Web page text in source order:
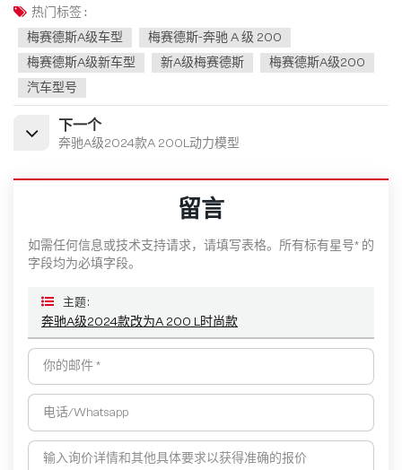
热门标签 :
梅赛德斯A级车型
梅赛德斯-奔驰 A 级 200
梅赛德斯A级新车型
新A级梅赛德斯
梅赛德斯A级200
汽车型号
下一个
奔驰A级2024款A 200L动力模型
留言
如需任何信息或技术支持请求，请填写表格。所有标有星号* 的
字段均为必填字段。
主题 :
奔驰A级2024款改为A 200 L时尚款